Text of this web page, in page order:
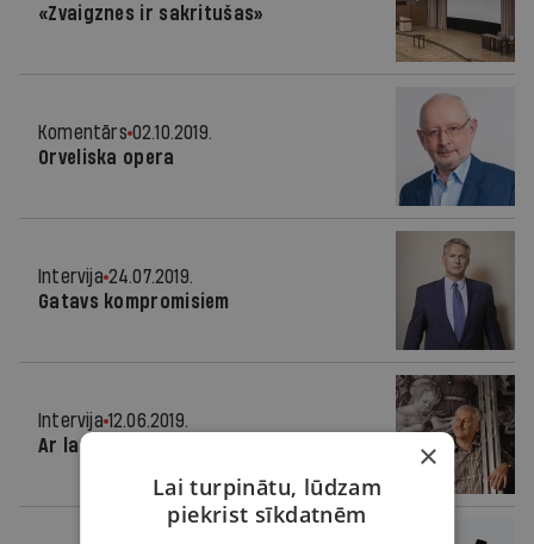
«Zvaigznes ir sakritušas»
Komentārs 02.10.2019.
Orveliska opera
Intervija 24.07.2019.
Gatavs kompromisiem
Intervija 12.06.2019.
Ar lauku puķu klēpi
×
Lai turpinātu, lūdzam
piekrist sīkdatnēm